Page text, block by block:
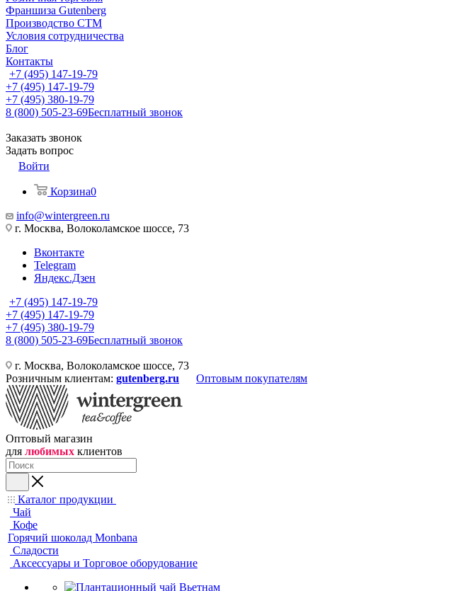
Франшиза Gutenberg
Производство СТМ
Условия сотрудничества
Блог
Контакты
+7 (495) 147-19-79
+7 (495) 147-19-79
+7 (495) 380-19-79
8 (800) 505-23-69Бесплатный звонок
Заказать звонок
Задать вопрос
Войти
Корзина0
info@wintergreen.ru
г. Москва, Волоколамское шоссе, 73
Вконтакте
Telegram
Яндекс.Дзен
+7 (495) 147-19-79
+7 (495) 147-19-79
+7 (495) 380-19-79
8 (800) 505-23-69Бесплатный звонок
г. Москва, Волоколамское шоссе, 73
Розничным клиентам: gutenberg.ru Оптовым покупателям
Оптовый магазин
для любимых клиентов
Каталог продукции
Чай
Кофе
Горячий шоколад Monbana
Сладости
Аксессуары и Торговое оборудование